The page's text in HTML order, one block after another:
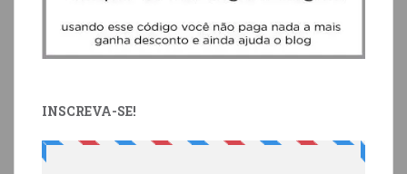
INSCREVA-SE!